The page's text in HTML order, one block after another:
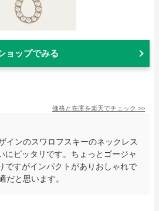
ョップでみる
価格と在庫を楽天でチェック >>
インのスワロフスキーのネックレス
にピッタリです。ちょっとゴージャ
ですがインパクトがありおしゃれで
だと思います。